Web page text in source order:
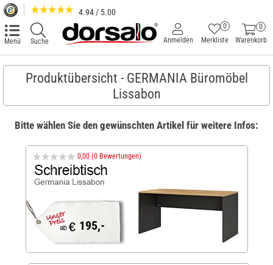
4.94 / 5.00
Menü Suche
0
Warenkorb
Merkliste
0
Anmelden
Produktübersicht - GERMANIA Büromöbel
Lissabon
Bitte wählen Sie den gewünschten Artikel für weitere Infos:
0,00 (0 Bewertungen)
195,-